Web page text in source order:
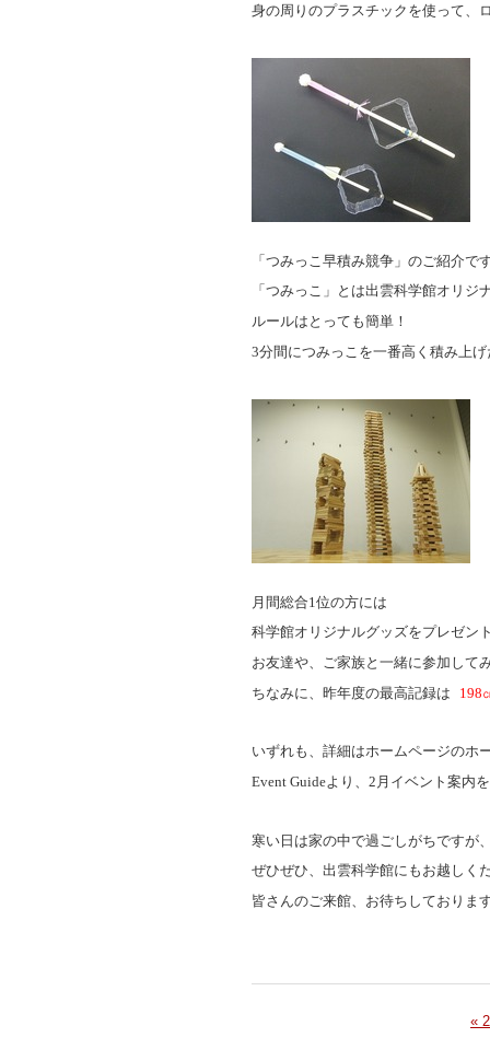
身の周りのプラスチックを使って、
「つみっこ早積み競争」のご紹介で
「つみっこ」とは出雲科学館オリジ
ルールはとっても簡単！
3分間につみっこを一番高く積み上
月間総合1 位の方には
科学館オリジナルグッズをプレゼン
お友達や、ご家族と一緒に参加して
ちなみに、昨年度の最高記録は 198
いずれも、詳細はホームページのホ
Event Guideより、 2 月イベント案内
寒い日は家の中で過ごしがちですが
ぜひぜひ、出雲科学館にもお越しく
皆さんのご来館、お待ちしておりま
«